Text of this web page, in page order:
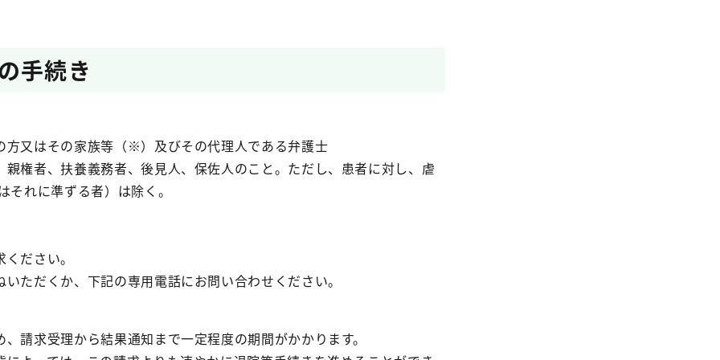
手続き
方又はその家族等（※）及びその代理人である弁護士
権者、扶養義務者、後見人、保佐人のこと。ただし、患者に対し、虐
それに準ずる者）は除く。
ださい。
ただくか、下記の専用電話にお問い合わせください。
請求受理から結果通知まで一定程度の期間がかかります。